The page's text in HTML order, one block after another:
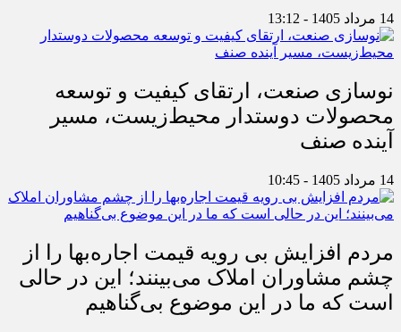
14 مرداد 1405 - 13:12
نوسازی صنعت، ارتقای کیفیت و توسعه
محصولات دوستدار محیط‌زیست، مسیر
آینده صنف
14 مرداد 1405 - 10:45
مردم افزایش بی رویه قیمت اجاره‌بها را از
چشم مشاوران املاک می‌بینند؛ این در حالی
است که ما در این موضوع بی‌گناهیم